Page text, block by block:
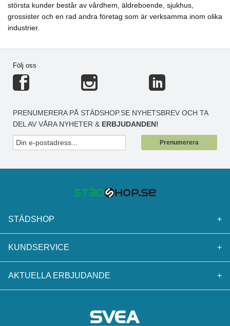
största kunder består av vårdhem, äldreboende, sjukhus,
grossister och en rad andra företag som är verksamma inom olika
industrier.
Följ oss
PRENUMERERA PÅ STÄDSHOP.SE NYHETSBREV OCH TA
DEL AV VÅRA NYHETER & ERBJUDANDEN!
Prenumerera
STÄDSHOP +
KUNDSERVICE +
AKTUELLA ERBJUDANDE +